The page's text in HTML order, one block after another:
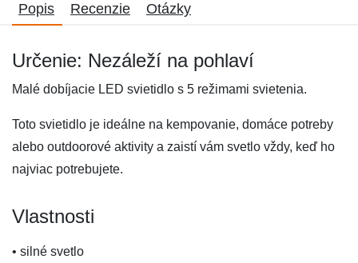
Popis Recenzie Otázky
Určenie: Nezáleží na pohlaví
Malé dobíjacie LED svietidlo s 5 režimami svietenia.
Toto svietidlo je ideálne na kempovanie, domáce potreby
alebo outdoorové aktivity a zaistí vám svetlo vždy, keď ho
najviac potrebujete.
Vlastnosti
• silné svetlo